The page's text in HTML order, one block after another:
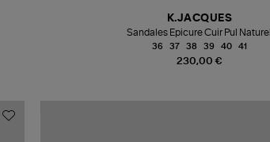
230,00 €
K.JACQUES
Sandales Epicure Cuir Pul Naturel
36 37 38 39 40 41